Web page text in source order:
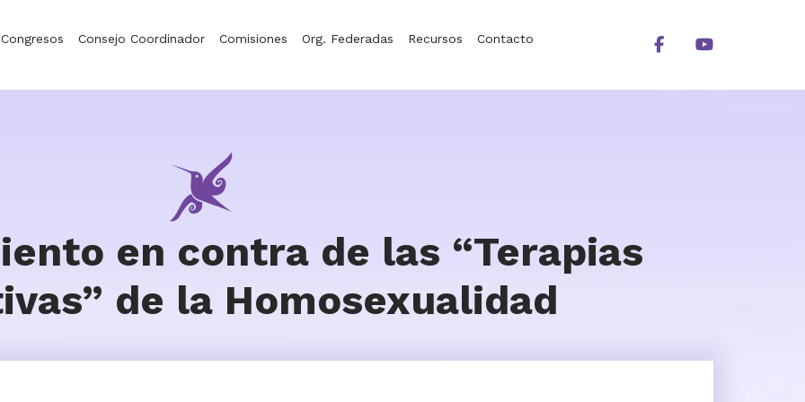
Congresos Consejo Coordinador Comisiones Org. Federadas Recursos Contacto
en contra de las “Terapias
de la Homosexualidad